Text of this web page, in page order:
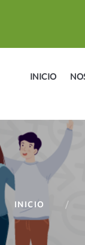
INICIO
INICIO